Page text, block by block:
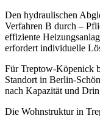
Den hydraulischen
Verfahren B durch –
effiziente
erfordert individuelle
Für Treptow-Köpenick
Standort in Berlin-
nach Kapazität und
Die Wohnstruktur in